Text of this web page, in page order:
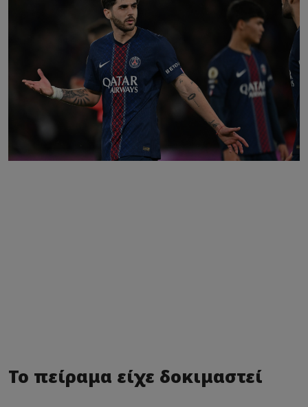
Το πείραμα είχε δοκιμαστεί